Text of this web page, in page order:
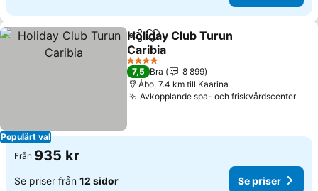
Populärt val
Dela Lägg till i Mina Favoriter
Holiday Club Turun
Caribia
Se priser
4 Stjärnor
7,5 Bra
8 899
Åbo, 7.4 km till Kaarina
Avkopplande spa- och friskvårdscenterSe
Från 935 kr
Se priser från 12 sidor Se priser